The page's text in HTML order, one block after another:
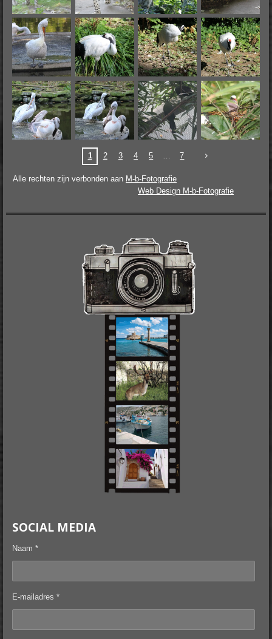
1 2 3 4 5 7
Alle rechten zijn verbonden aan M-b-Fotografie
Web Design M-b-Fotografie
SOCIAL MEDIA
Naam *
E-mailadres *